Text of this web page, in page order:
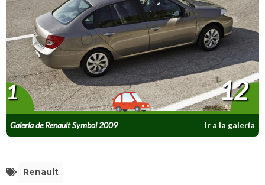
Galería de Renault Symbol 2009 Ir a la galería
1 12
Renault